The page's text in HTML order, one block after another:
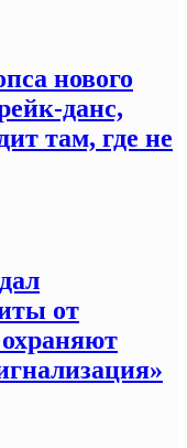
нового
данс,
там, где не
от